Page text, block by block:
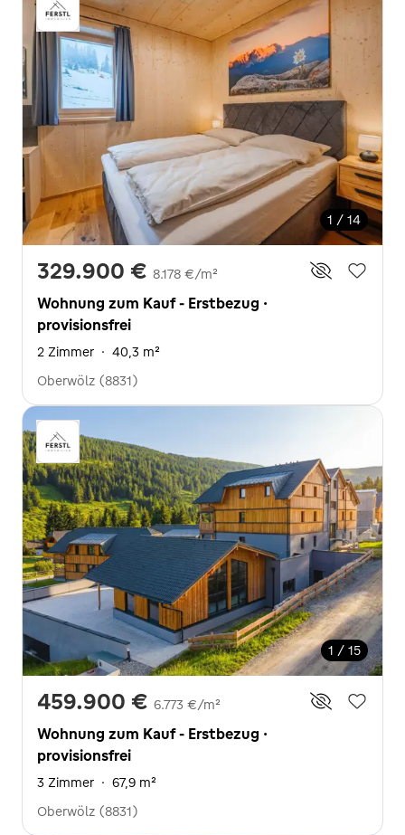
1 / 14
329.900 € 8.178 €/m²
Wohnung zum Kauf - Erstbezug ·
provisionsfrei
2 Zimmer · 40,3 m²
Oberwölz (8831)
1 / 15
459.900 € 6.773 €/m²
Wohnung zum Kauf - Erstbezug ·
provisionsfrei
3 Zimmer · 67,9 m²
Oberwölz (8831)